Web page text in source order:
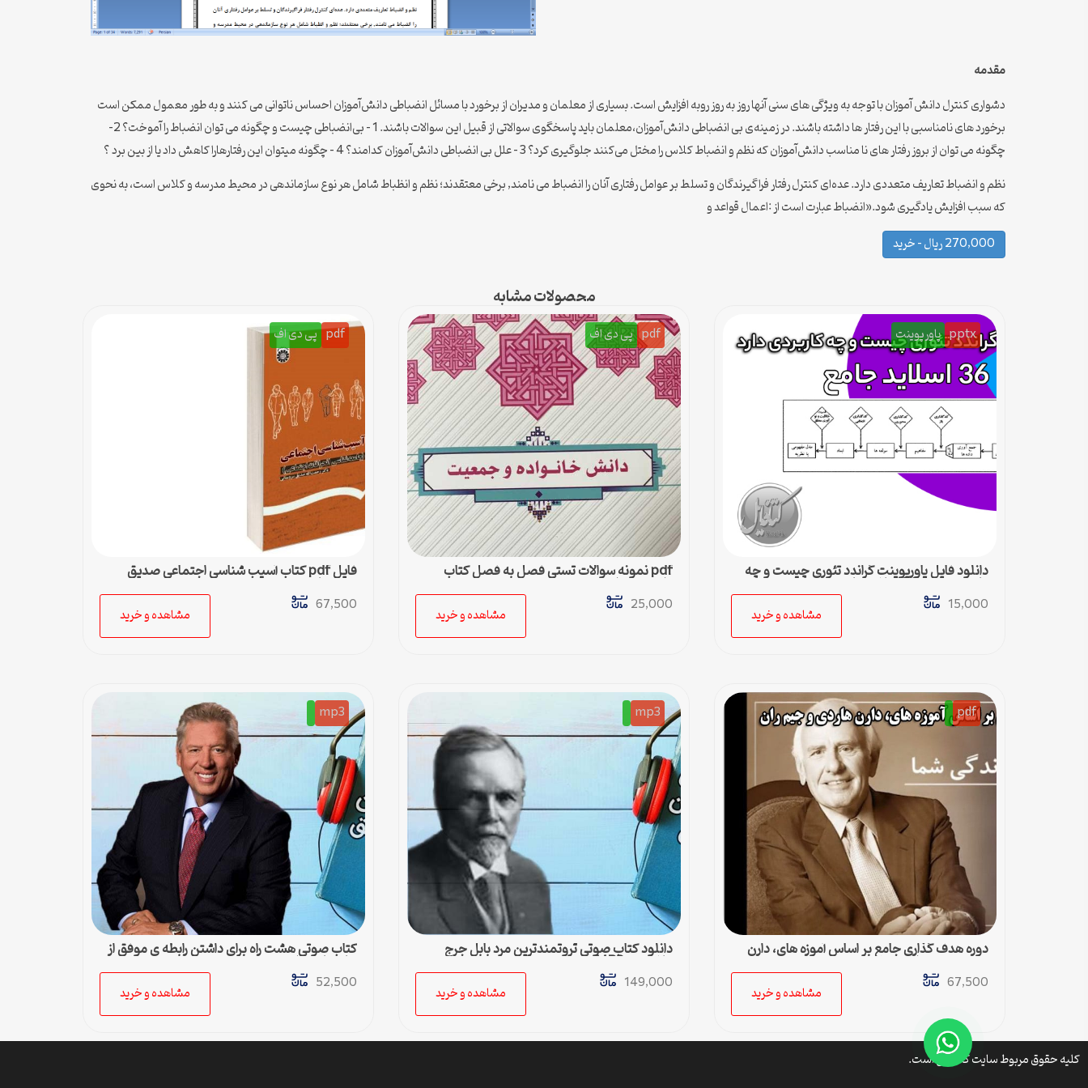
مقدمه
دشواری کنترل دانش آموزان با توجه به ویژگی های سنی آنها روز به روز روبه افزایش است. بسیاری از معلمان و مدیران از برخورد با مسائل انضباطی دانش‌آموزان احساس ناتوانی می کنند و به طور معمول ممکن است
برخورد های نامناسبی با این رفتار ها داشته باشند. در زمینه‌ی بی ‌انضباطی دانش‌آموزان،معلمان باید پاسخگوی سوالاتی از قبیل این سوالات باشند. 1 – بی‌انضباطی چیست و چگونه می توان انضباط را آموخت؟ 2-
چگونه می توان از بروز رفتار های نا مناسب دانش‌آموزان که نظم و انضباط کلاس را مختل می‌کنند جلوگیری کرد؟ 3 – علل بی انضباطی دانش‌آموزان کدامند؟ 4 – چگونه میتوان این رفتارهارا کاهش داد یا از بین برد ؟
نظم و انضباط تعاریف متعددی دارد. عده‌ای کنترل رفتار فراگیرندگان و تسلط بر عوامل رفتاری آنان را انضباط می نامند, برخی معتقدند؛ نظم و انظباط شامل هر نوع سازماندهی در محیط مدرسه و کلاس است، به نحوی
که سبب افزایش یادگیری ‌شود.«انضباط عبارت است از :اعمال قواعد و
270,000 ریال – خرید
محصولات مشابه
pptx پاورپوینت
دانلود فایل پاورپوینت گراندد تئوری چیست و چه
کاربردی دارد – 36 اسلاید جامع
15,000
مشاهده و خرید
pdf پی دی اف
pdf نمونه سوالات تستی فصل به فصل کتاب
دانش خانواده و جمعیت
25,000
مشاهده و خرید
pdf پی دی اف
فایل pdf کتاب آسیب شناسی اجتماعی صدیق
سروستانی
67,500
مشاهده و خرید
pdf
دوره هدف گذاری جامع بر اساس آموزه های، دارن
هاردی و جیم ران
67,500
مشاهده و خرید
mp3
دانلود کتاب صوتی ثروتمندترین مرد بابل جرج
کلایسون MP3
149,000
مشاهده و خرید
mp3
کتاب صوتی هشت راه برای داشتن رابطه ی موفق از
جان ماکسول
52,500
مشاهده و خرید
کلیه حقوق مربوط سایت کتافایل است.